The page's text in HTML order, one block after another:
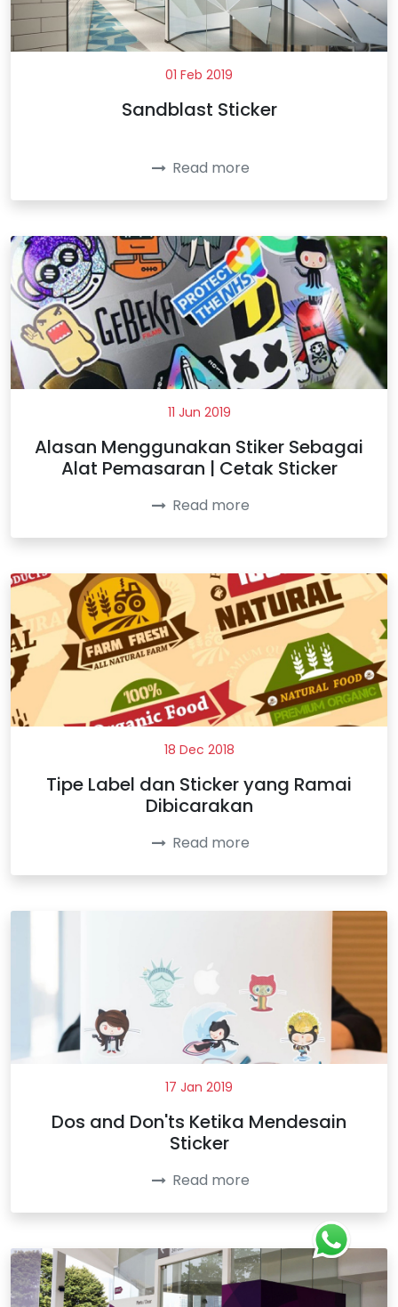
01 Feb 2019
Sandblast Sticker
Read more
11 Jun 2019
Alasan Menggunakan Stiker Sebagai
Alat Pemasaran | Cetak Sticker
Read more
18 Dec 2018
Tipe Label dan Sticker yang Ramai
Dibicarakan
Read more
17 Jan 2019
Dos and Don'ts Ketika Mendesain
Sticker
Read more